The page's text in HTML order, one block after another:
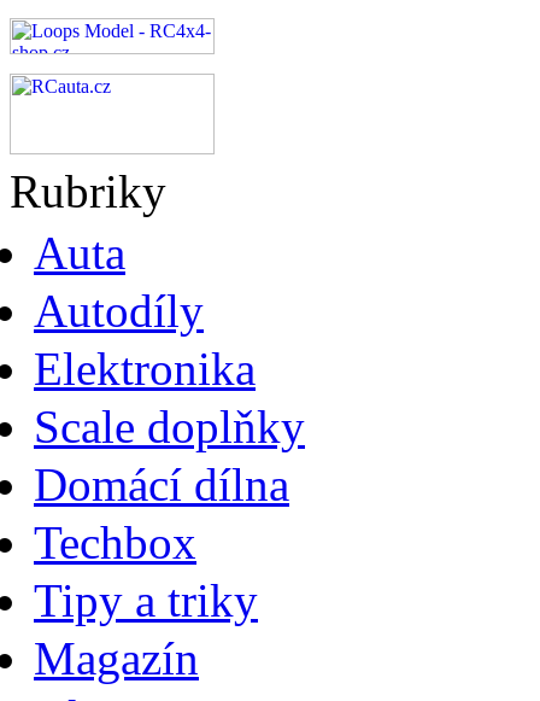
Rubriky
Auta
Autodíly
Elektronika
Scale doplňky
Domácí dílna
Techbox
Tipy a triky
Magazín